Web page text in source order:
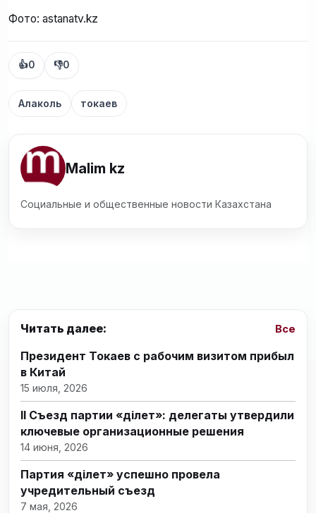
Фото: astanatv.kz
👍0 👎0
Алаколь токаев
Malim kz
Социальные и общественные новости Казахстана
Читать далее: Все
Президент Токаев с рабочим визитом прибыл
в Китай
15 июля, 2026
II Съезд партии «Әділет»: делегаты утвердили
ключевые организационные решения
14 июня, 2026
Партия «Әділет» успешно провела
учредительный съезд
7 мая, 2026